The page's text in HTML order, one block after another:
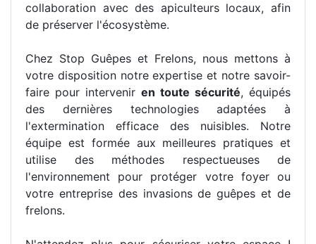
collaboration avec des apiculteurs locaux, afin
de préserver l'écosystème.
Chez Stop Guêpes et Frelons, nous mettons à
votre disposition notre expertise et notre savoir-
faire pour intervenir en toute sécurité, équipés
des dernières technologies adaptées à
l'extermination efficace des nuisibles. Notre
équipe est formée aux meilleures pratiques et
utilise des méthodes respectueuses de
l'environnement pour protéger votre foyer ou
votre entreprise des invasions de guêpes et de
frelons.